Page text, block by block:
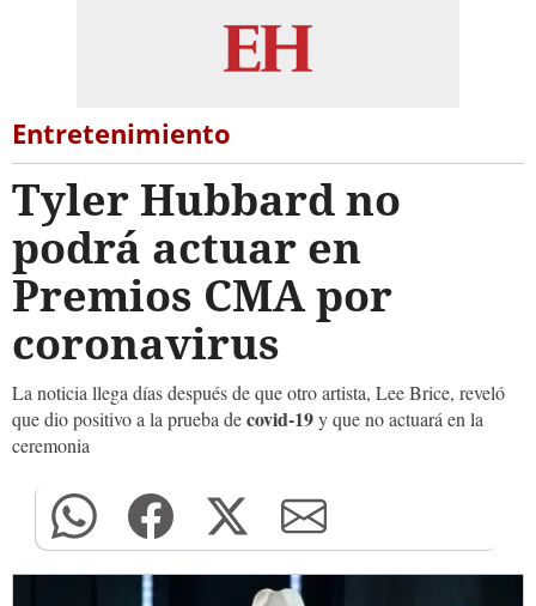
Entretenimiento
Tyler Hubbard no
podrá actuar en
Premios CMA por
coronavirus
La noticia llega días después de que otro artista, Lee Brice, reveló
que dio positivo a la prueba decovid-19y que no actuará en la
ceremonia